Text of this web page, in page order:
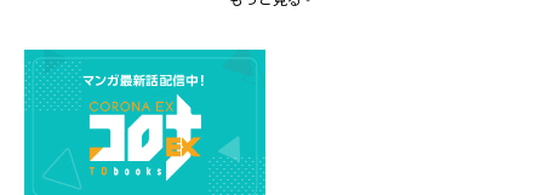
え、取り巻く環境が目まぐるしく変化していく……。
追いつかない彼の気持ちはそのままに、防衛を強化しよ
うと一つ目たちは武器の製造から魔力増幅器、さらには
訓練用の巨大ダンジョンまで作りだす暴走ぶり！
他国の王や魔物たちも、異種混同の大規模運動会で結束